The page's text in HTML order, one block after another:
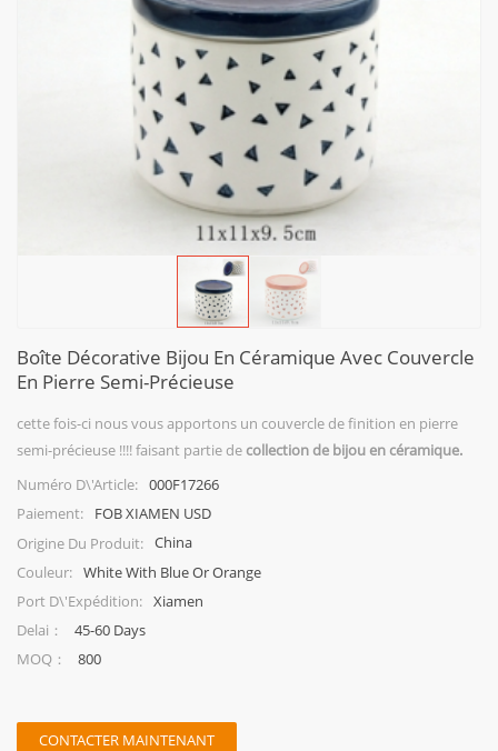
Boîte Décorative Bijou En Céramique Avec Couvercle
En Pierre Semi-Précieuse
cette fois-ci nous vous apportons un couvercle de finition en pierre
semi-précieuse !!!! faisant partie de collection de bijou en céramique.
Numéro D\'article: 000F17266
Paiement:
FOB XIAMEN USD
Origine Du Produit: China
Couleur: White With Blue Or Orange
Port D\'expédition: Xiamen
Delai：
45-60 Days
MOQ：
800
CONTACTER MAINTENANT